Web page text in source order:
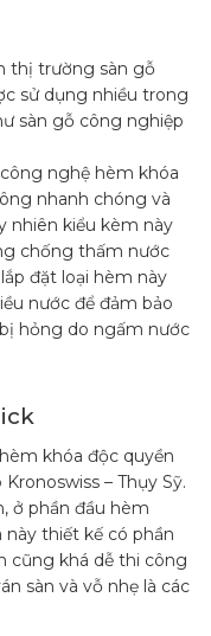
thị trường sàn gỗ
sử dụng nhiều trong
sàn gỗ công nghiệp
nghệ hèm khóa
nhanh chóng và
nhiên kiểu kèm này
chống thấm nước
đặt loại hèm này
nước để đảm bảo
hỏng do ngấm nước
khóa độc quyền
– Thụy Sỹ.
ở phần đầu hèm
này thiết kế có phần
cũng khá dễ thi công
sàn và vỗ nhẹ là các